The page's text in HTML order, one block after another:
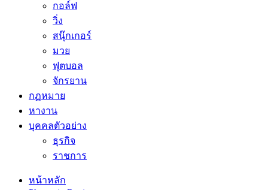
กอล์ฟ
วิ่ง
สนุ๊กเกอร์
มวย
ฟุตบอล
จักรยาน
กฏหมาย
หางาน
บุคคลตัวอย่าง
ธุรกิจ
ราชการ
หน้าหลัก